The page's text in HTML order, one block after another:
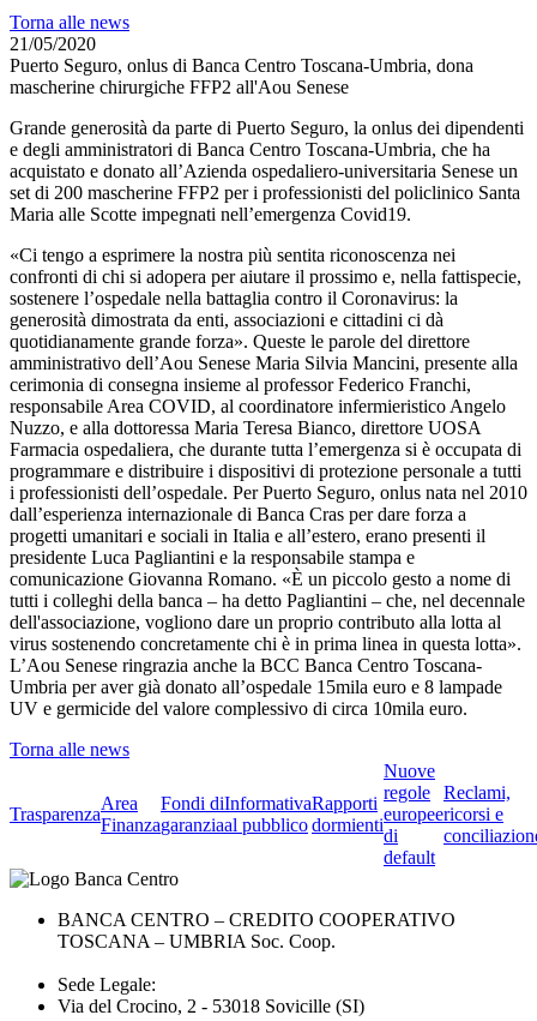
Torna alle news
21/05/2020
Puerto Seguro, onlus di Banca Centro Toscana-Umbria, dona
mascherine chirurgiche FFP2 all'Aou Senese
Grande generosità da parte di Puerto Seguro, la onlus dei dipendenti
e degli amministratori di Banca Centro Toscana-Umbria, che ha
acquistato e donato all’Azienda ospedaliero-universitaria Senese un
set di 200 mascherine FFP2 per i professionisti del policlinico Santa
Maria alle Scotte impegnati nell’emergenza Covid19.
«Ci tengo a esprimere la nostra più sentita riconoscenza nei
confronti di chi si adopera per aiutare il prossimo e, nella fattispecie,
sostenere l’ospedale nella battaglia contro il Coronavirus: la
generosità dimostrata da enti, associazioni e cittadini ci dà
quotidianamente grande forza». Queste le parole del direttore
amministrativo dell’Aou Senese Maria Silvia Mancini, presente alla
cerimonia di consegna insieme al professor Federico Franchi,
responsabile Area COVID, al coordinatore infermieristico Angelo
Nuzzo, e alla dottoressa Maria Teresa Bianco, direttore UOSA
Farmacia ospedaliera, che durante tutta l’emergenza si è occupata di
programmare e distribuire i dispositivi di protezione personale a tutti
i professionisti dell’ospedale. Per Puerto Seguro, onlus nata nel 2010
dall’esperienza internazionale di Banca Cras per dare forza a
progetti umanitari e sociali in Italia e all’estero, erano presenti il
presidente Luca Pagliantini e la responsabile stampa e
comunicazione Giovanna Romano. «È un piccolo gesto a nome di
tutti i colleghi della banca – ha detto Pagliantini – che, nel decennale
dell'associazione, vogliono dare un proprio contributo alla lotta al
virus sostenendo concretamente chi è in prima linea in questa lotta».
L’Aou Senese ringrazia anche la BCC Banca Centro Toscana-
Umbria per aver già donato all’ospedale 15mila euro e 8 lampade
UV e germicide del valore complessivo di circa 10mila euro.
Torna alle news
Trasparenza
Area
Finanza
Fondi di
garanzia
Informativa
al pubblico
Rapporti
dormienti
Nuove
regole
europee
di
default
Reclami,
ricorsi e
BANCA CENTRO – CREDITO COOPERATIVO
TOSCANA – UMBRIA Soc. Coop.
Sede Legale:
Via del Crocino, 2 - 53018 Sovicille (SI)